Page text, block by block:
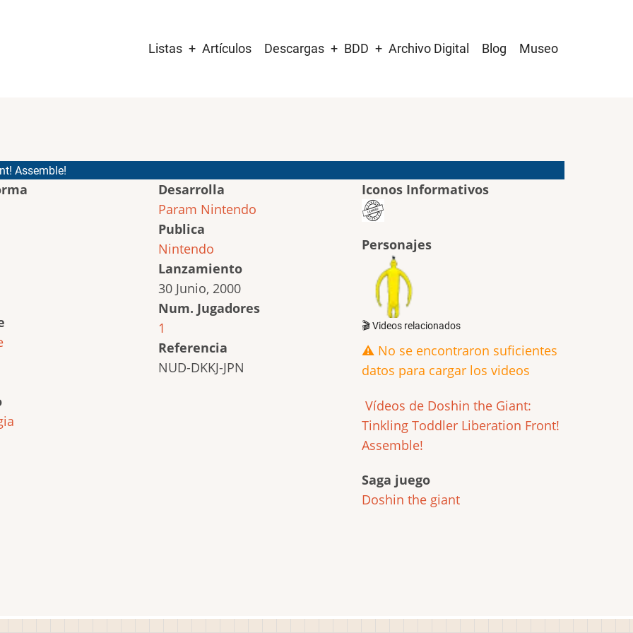
navigation
Listas Artículos Descargas BDD Archivo Digital Blog Museo
Assemble!
Desarrolla
Param Nintendo
Publica
Nintendo
Lanzamiento
30 Junio, 2000
Num. Jugadores
1
Referencia
NUD-DKKJ-JPN
Iconos Informativos
Personajes
🎬 Videos relacionados
⚠️ No se encontraron suficientes
datos para cargar los videos
Vídeos de Doshin the Giant:
Tinkling Toddler Liberation Front!
Assemble!
Saga juego
Doshin the giant